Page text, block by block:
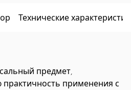
Технические
предмет,
применения с